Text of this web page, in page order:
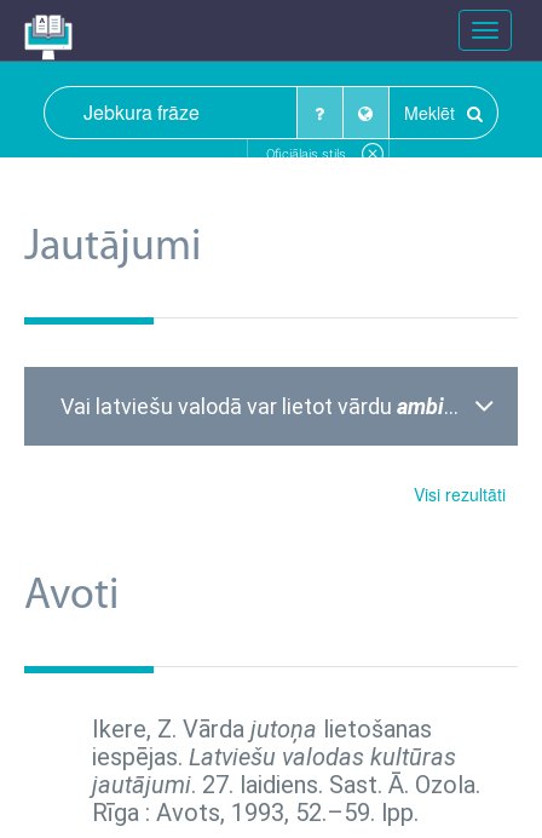
Toggle
Meklēt
Oficiālais stils
Jautājumi
Vai latviešu valodā var lietot vārdu ambiciozums
Visi rezultāti
Avoti
Ikere, Z. Vārda jutoņa lietošanas
iespējas. Latviešu valodas kultūras
jautājumi. 27. laidiens. Sast. Ā. Ozola.
Rīga : Avots, 1993, 52.–59. lpp.